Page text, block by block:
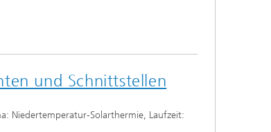
und Schnittstellen
Niedertemperatur-Solarthermie, Laufzeit: